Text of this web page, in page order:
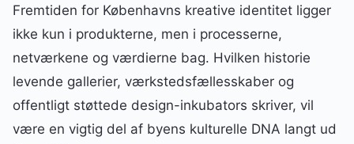
Fremtiden for Københavns kreative identitet ligger
ikke kun i produkterne, men i processerne,
netværkene og værdierne bag. Hvilken historie
levende gallerier, værkstedsfællesskaber og
offentligt støttede design-inkubators skriver, vil
være en vigtig del af byens kulturelle DNA langt ud